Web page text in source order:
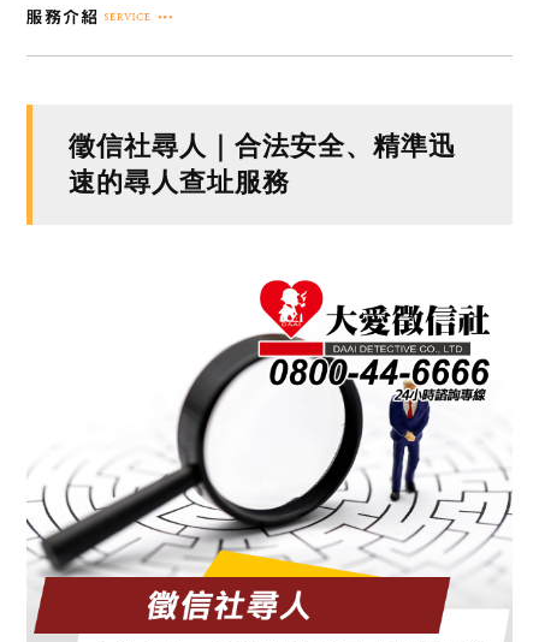
徵信社尋人｜合法安全、精準迅
速的尋人查址服務